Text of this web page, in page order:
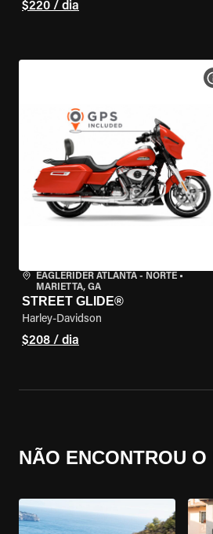
$220 / dia
EAGLERIDER ATLANTA - NORTE •
MARIETTA, GA
STREET GLIDE®
Harley-Davidson
$208 / dia
NÃO ENCONTROU